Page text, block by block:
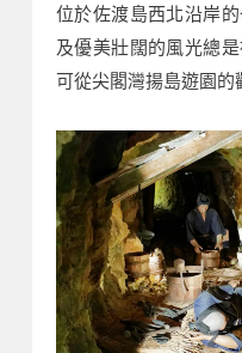
位於佐渡島西北沿岸
及優美壯闊的風光總
可從尖閣灣揚島遊園的